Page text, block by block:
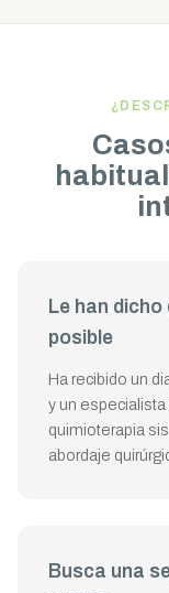
Le han
posible
Ha recibido un
y un
quimioterapia
abordaje
Busca una